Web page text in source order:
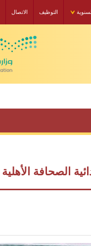
التوظيف الاتصال
الصحافة الأهلية